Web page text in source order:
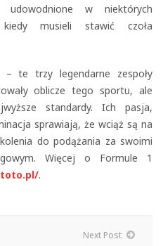
udowodnione w niektórych
musieli stawić czoła
– te trzy legendarne zespoły
oblicze tego sportu, ale
standardy. Ich pasja,
sprawiają, że wciąż są na
do podążania za swoimi
Więcej o Formule 1
.
Next Post